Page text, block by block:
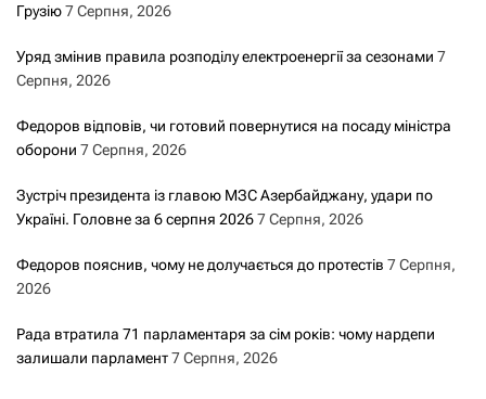
Грузію7 Серпня, 2026
Уряд змінив правила розподілу електроенергії за сезонами 7
Серпня, 2026
Федоров відповів, чи готовий повернутися на посаду міністра
оборони 7 Серпня, 2026
Зустріч президента із главою МЗС Азербайджану, удари по
Україні. Головне за 6 серпня 20267 Серпня, 2026
Федоров пояснив, чому не долучається до протестів 7 Серпня,
2026
Рада втратила 71 парламентаря за сім років: чому нардепи
залишали парламент7 Серпня, 2026